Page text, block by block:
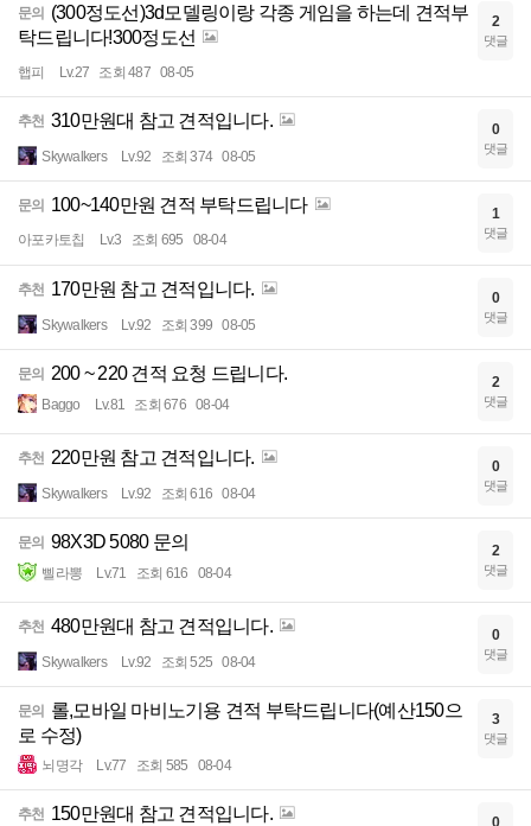
문의 (300정도선)3d모델링이랑 각종 게임을 하는데 견적부
탁드립니다!300정도선
햅피 Lv.27 조회 487 08-05
2
댓글
추천 310만원대 참고 견적입니다.
Skywalkers Lv.92 조회 374 08-05
0
댓글
문의 100~140만원 견적 부탁드립니다
아포카토칩 Lv.3 조회 695 08-04
1
댓글
추천 170만원 참고 견적입니다.
Skywalkers Lv.92 조회 399 08-05
0
댓글
문의 200 ~ 220 견적 요청 드립니다.
Baggo Lv.81 조회 676 08-04
2
댓글
추천 220만원 참고 견적입니다.
Skywalkers Lv.92 조회 616 08-04
0
댓글
문의 98X3D 5080 문의
삘라뽕 Lv.71 조회 616 08-04
2
댓글
추천 480만원대 참고 견적입니다.
Skywalkers Lv.92 조회 525 08-04
0
댓글
문의 롤,모바일 마비노기용 견적 부탁드립니다(예산150으
로 수정)
뇌명각 Lv.77 조회 585 08-04
3
댓글
추천 150만원대 참고 견적입니다. 0